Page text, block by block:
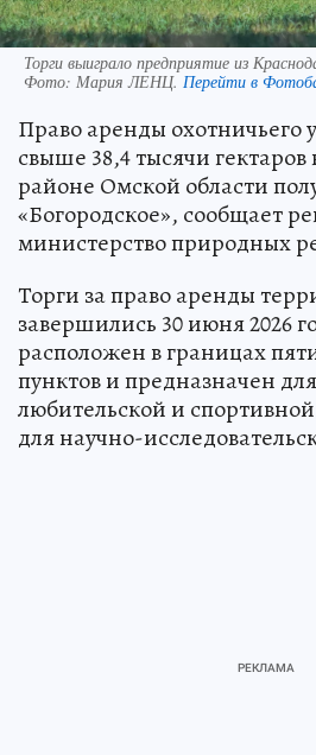
Торги выиграло предприятие из
Фото: Мария ЛЕНЦ. Перейти в
Право аренды охотничьего
свыше 38,4 тысячи
районе Омской области
«Богородское», сообщает
министерство природных
Торги за право аренды
завершились 30 июня 2026
расположен в границах
пунктов и предназначен
любительской и
для научно-